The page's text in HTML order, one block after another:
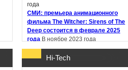
СМИ: премьера анимационного
фильма The Witcher: Sirens of The
Deep состоится в феврале 2025
года В ноябре 2023 года
стриминговый сервис Netflix
анонсировал анимационный фильм
Hi-Tech